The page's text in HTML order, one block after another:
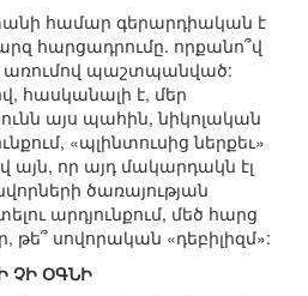
համար գերարդիական է
հարցադրումը. որքանո՞վ
առումով պաշտպանված:
հասկանալի է, մեր
այս պահին, նիկոլական
«պլինտուսից ներքեւ»
որ այդ մակարդակն էլ
ծառայության
արդյունքում, մեծ հարց
թե՞ սովորական «դեբիլիզմ»:
ՉԻ ՕԳՆԻ